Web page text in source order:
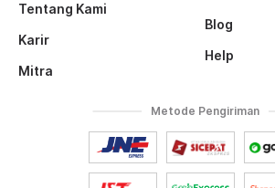
Tentang Kami
Karir
Mitra
Blog
Help
Metode Pengiriman